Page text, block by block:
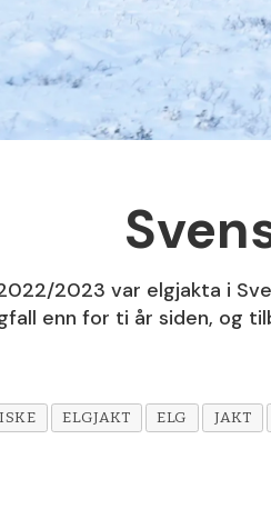
2023 var elgjakta i
enn for ti år siden, og
ELGJAKT ELG JAKT